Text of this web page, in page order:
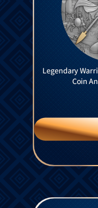
Legendary
Coin